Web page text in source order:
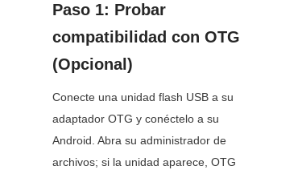
Paso 1: Probar
compatibilidad con OTG
(Opcional)
Conecte una unidad flash USB a su
adaptador OTG y conéctelo a su
Android. Abra su administrador de
archivos; si la unidad aparece, OTG